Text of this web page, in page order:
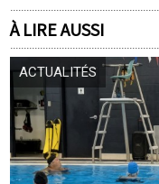
À LIRE AUSSI
ACTUALITÉS